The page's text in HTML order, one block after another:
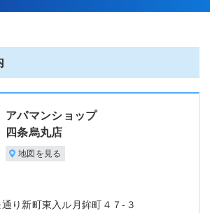
アパマンショップ
四条烏丸店
地図を見る
り新町東入ル月鉾町４７-３